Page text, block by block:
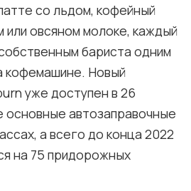
со льдом, кофейный
или овсяном молоке, каждый
бариста одним
кофемашине. Новый
уже доступен в 26
основные автозаправочные
а всего до конца 2022
на 75 придорожных